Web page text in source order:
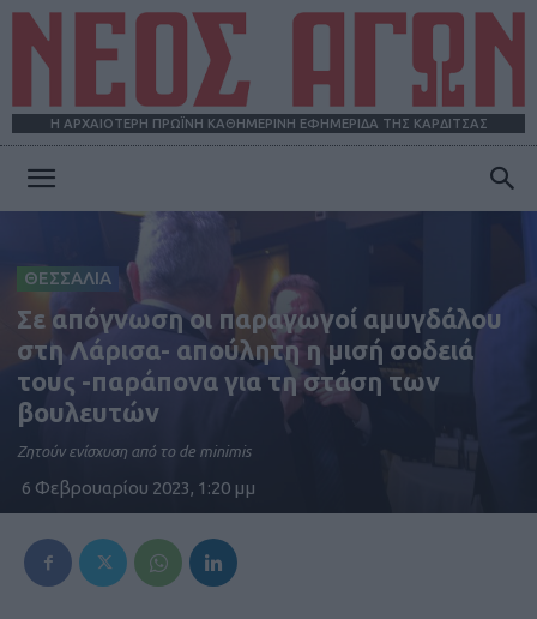
Η ΑΡΧΑΙΟΤΕΡΗ ΠΡΩΪΝΗ ΚΑΘΗΜΕΡΙΝΗ ΕΦΗΜΕΡΙΔΑ ΤΗΣ ΚΑΡΔΙΤΣΑΣ
ΑΓΩΝ
ΘΕΣΣΑΛΙΑ
Σε απόγνωση οι παραγωγοί αμυγδάλου
στη Λάρισα- απούλητη η μισή σοδειά
τους -παράπονα για τη στάση των
βουλευτών
Ζητούν ενίσχυση από το de minimis
6 Φεβρουαρίου 2023, 1:20 μμ